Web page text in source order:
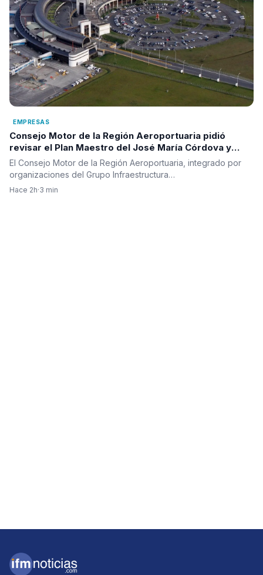
EMPRESAS
Consejo Motor de la Región Aeroportuaria pidió
revisar el Plan Maestro del José María Córdova y
reclamó una visión integral para la infraestructura
aérea del país
El Consejo Motor de la Región Aeroportuaria, integrado por
organizaciones del Grupo Infraestructura…
Hace 2h·3 min